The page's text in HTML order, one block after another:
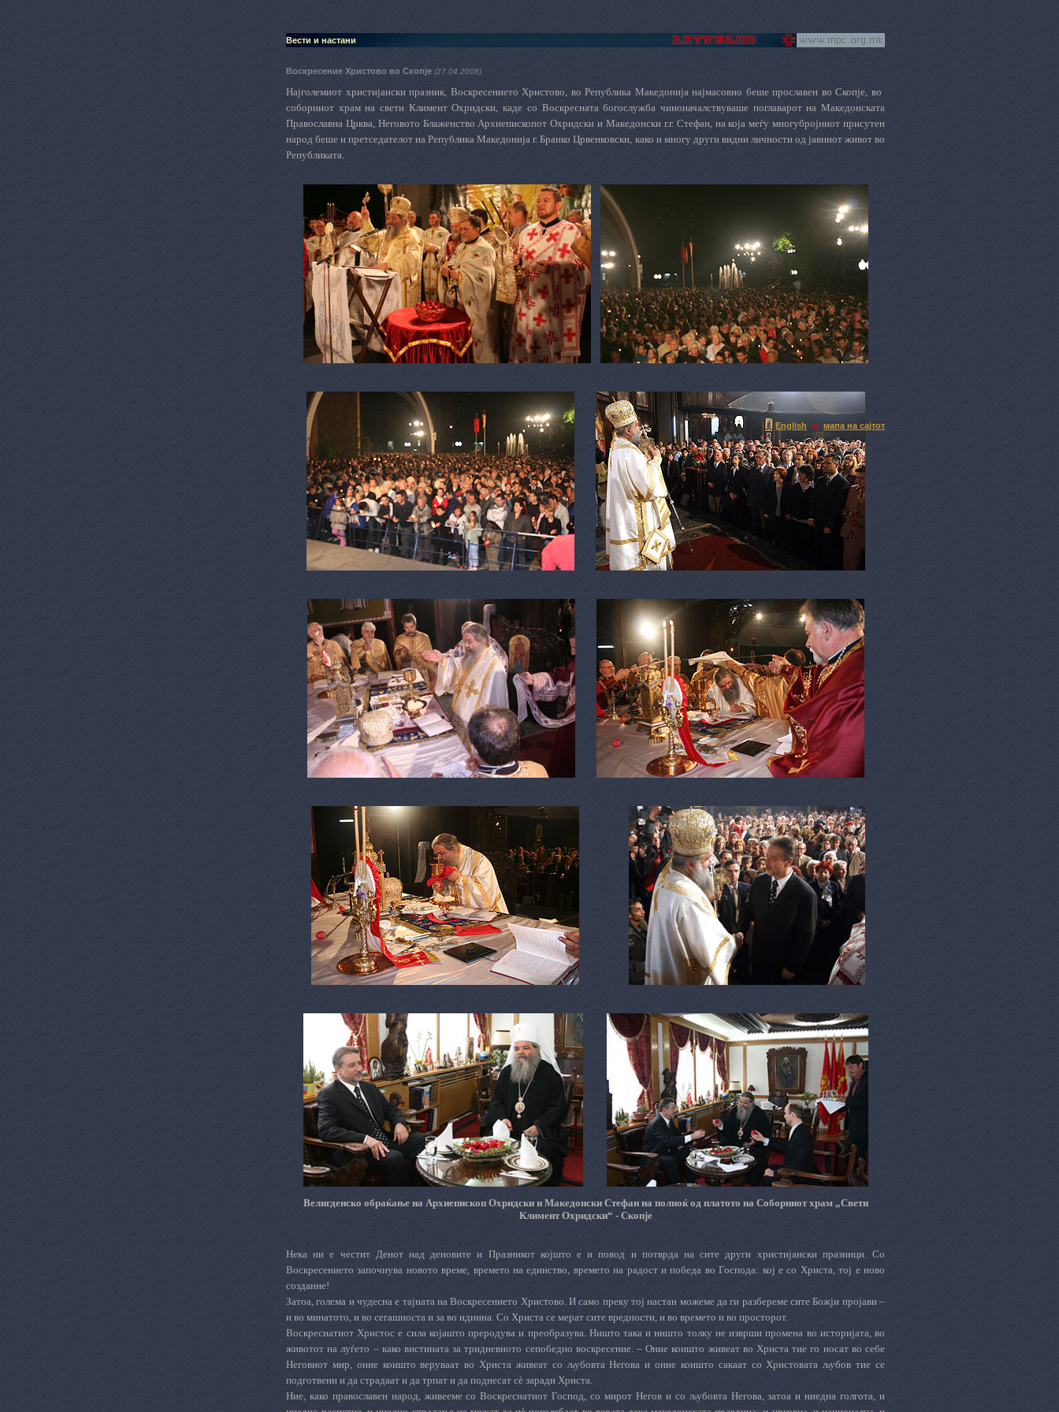
Вести и настани
Воскресение Христово во Скопје (27.04.2008)
Најголемиот христијански празник, Воскресението Христово, во Република Македонија најмасовно беше прославен во Скопје, во
соборниот храм на свети Климент Охридски, каде со Воскресната богослужба чиноначалствуваше поглаварот на Македонската
Православна Црква, Неговото Блаженство Архиепископот Охридски и Македонски г.г. Стефан, на која меѓу многубројниот присутен
народ беше и претседателот на Република Македонија г. Бранко Црвенковски, како и многу други видни личности од јавниот живот во
Републиката.
Велигденско обраќање на Архиепископ Охридски и Македонски Стефан на полноќ од платото на Соборниот храм „Свети
Климент Охридски“ - Скопје
Нека ни е честит Денот над деновите и Празникот којшто е и повод и потврда на сите други христијански празници. Со
Воскресението започнува новото време, времето на единство, времето на радост и победа во Господа: кој е со Христа, тој е ново
создание!
Затоа, голема и чудесна е тајната на Воскресението Христово. И само преку тој настан можеме да ги разбереме сите Божји пројави –
и во минатото, и во сегашноста и за во иднина. Со Христа се мерат сите вредности, и во времето и во просторот.
Воскреснатиот Христос е сила којашто преродува и преобразува. Ништо така и ништо толку не изврши промена во историјата, во
животот на луѓето – како вистината за тридневното сепобедно воскресение. – Оние коишто живеат во Христа тие го носат во себе
Неговиот мир, оние коишто веруваат во Христа живеат со љубовта Негова и оние коишто сакаат со Христовата љубов тие се
подготвени и да страдаат и да трпат и да поднесат сè заради Христа.
Ние, како православен народ, живееме со Воскреснатиот Господ, со мирот Негов и со љубовта Негова, затоа и ниедна голгота, и
English мапа на сајтот